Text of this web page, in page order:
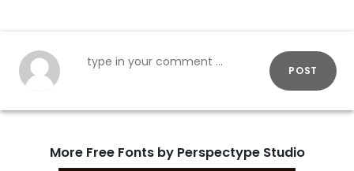
POST
More Free Fonts by Perspectype Studio